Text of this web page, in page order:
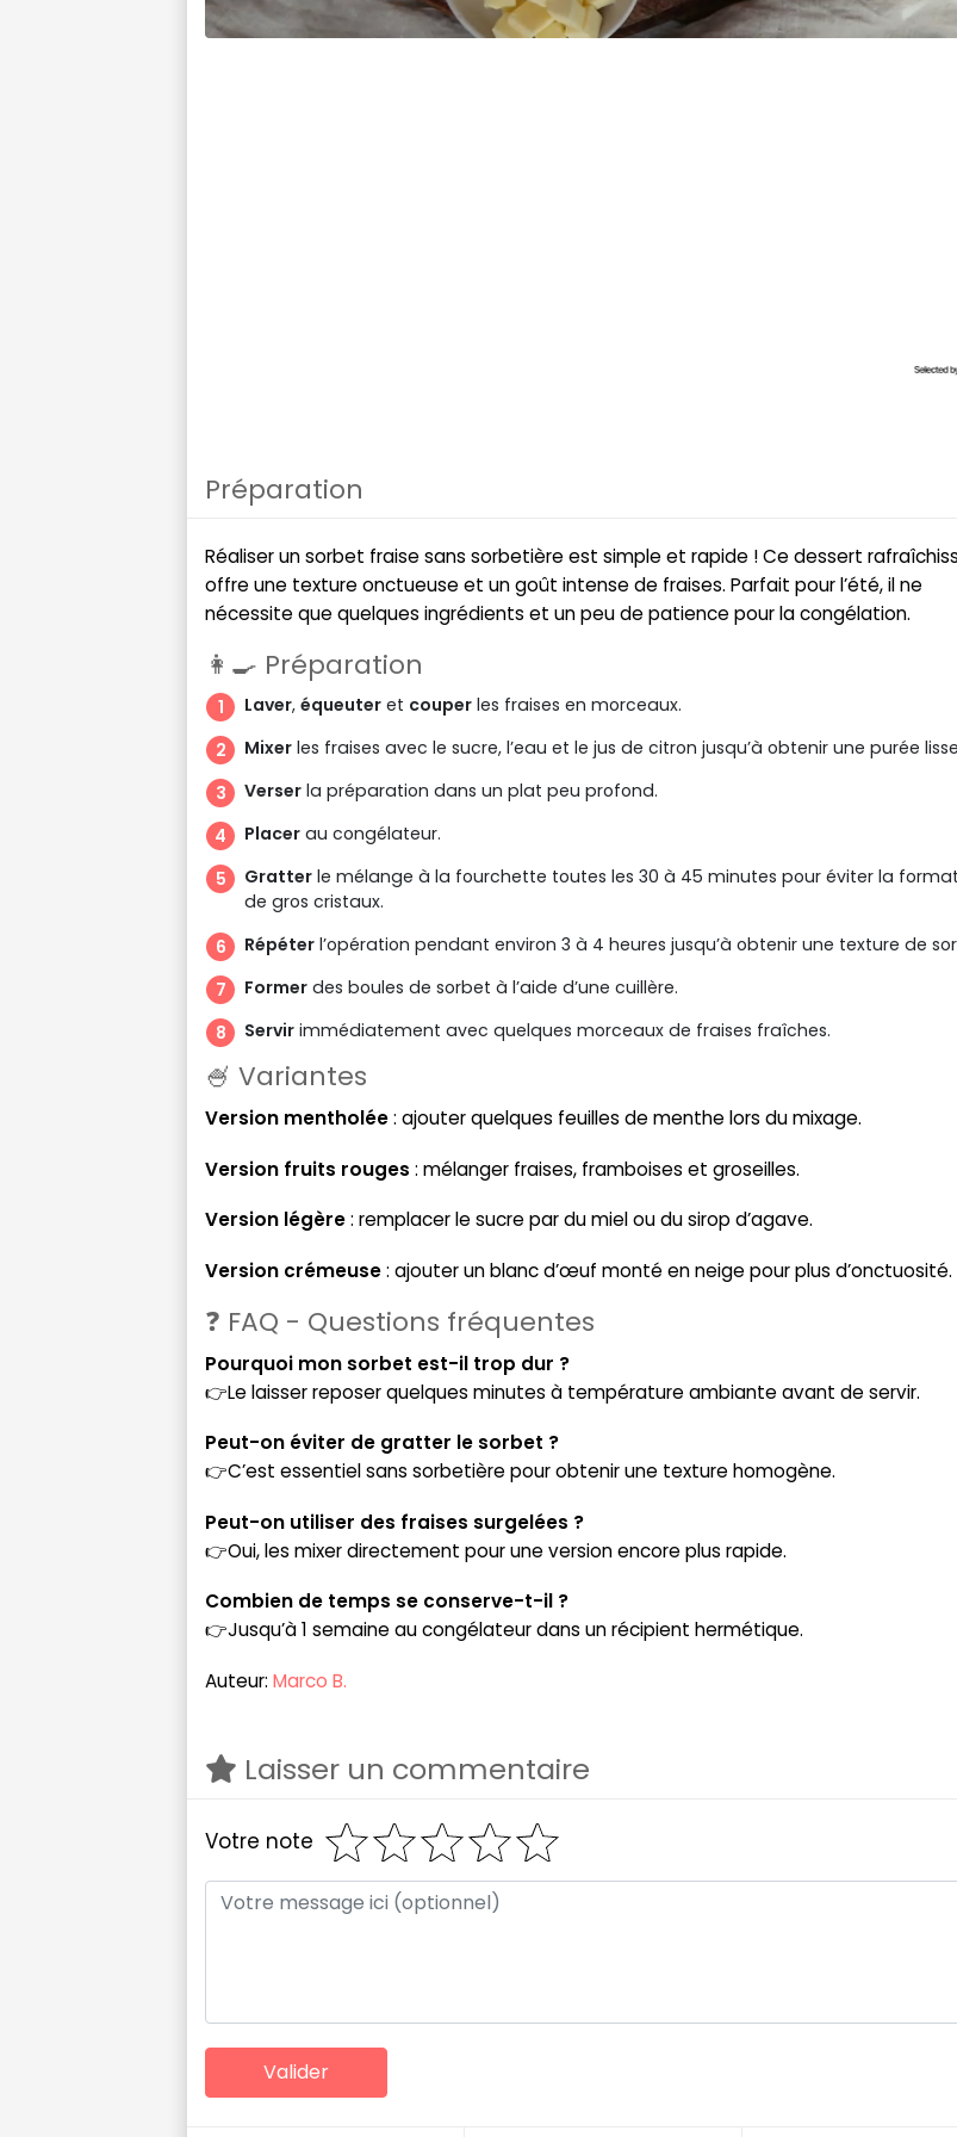
Préparation
Réaliser un sorbet fraise sans sorbetière est simple et rapide ! Ce dessert
offre une texture onctueuse et un goût intense de fraises. Parfait pour l’été, il ne
nécessite que quelques ingrédients et un peu de patience pour la congélation.
👩‍🍳 Préparation
Laver, équeuter et couper les fraises en morceaux.
Mixer les fraises avec le sucre, l’eau et le jus de citron jusqu’à obtenir une purée
Verser la préparation dans un plat peu profond.
Placer au congélateur.
Gratter le mélange à la fourchette toutes les 30 à 45 minutes pour éviter la
de gros cristaux.
Répéter l’opération pendant environ 3 à 4 heures jusqu’à obtenir une texture de
Former des boules de sorbet à l’aide d’une cuillère.
Servir immédiatement avec quelques morceaux de fraises fraîches.
🍧 Variantes
Version mentholée: ajouter quelques feuilles de menthe lors du mixage.
Version fruits rouges : mélanger fraises, framboises et groseilles.
Version légère: remplacer le sucre par du miel ou du sirop d’agave.
Version crémeuse: ajouter un blanc d’œuf monté en neige pour plus d’onctuosité.
❓ FAQ - Questions fréquentes
Pourquoi mon sorbet est-il trop dur ?
👉Le laisser reposer quelques minutes à température ambiante avant de servir.
Peut-on éviter de gratter le sorbet ?
👉C’est essentiel sans sorbetière pour obtenir une texture homogène.
Peut-on utiliser des fraises surgelées ?
👉Oui, les mixer directement pour une version encore plus rapide.
Combien de temps se conserve-t-il ?
👉Jusqu’à 1 semaine au congélateur dans un récipient hermétique.
Auteur: Marco B.
Laisser un commentaire
Votre note